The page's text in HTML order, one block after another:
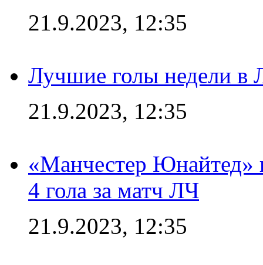
21.9.2023, 12:35
Лучшие голы недели в
21.9.2023, 12:35
«Манчестер Юнайтед»
4 гола за матч ЛЧ
21.9.2023, 12:35